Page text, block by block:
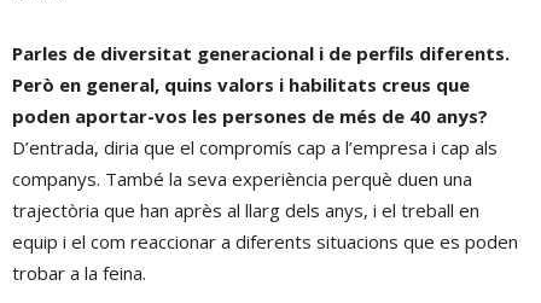
Parles de diversitat generacional i de perfils diferents.
Però en general, quins valors i habilitats creus que
poden aportar-vos les persones de més de 40 anys?
D’entrada, diria que el compromís cap a l’empresa i cap als
companys. També la seva experiència perquè duen una
trajectòria que han après al llarg dels anys, i el treball en
equip i el com reaccionar a diferents situacions que es poden
trobar a la feina.